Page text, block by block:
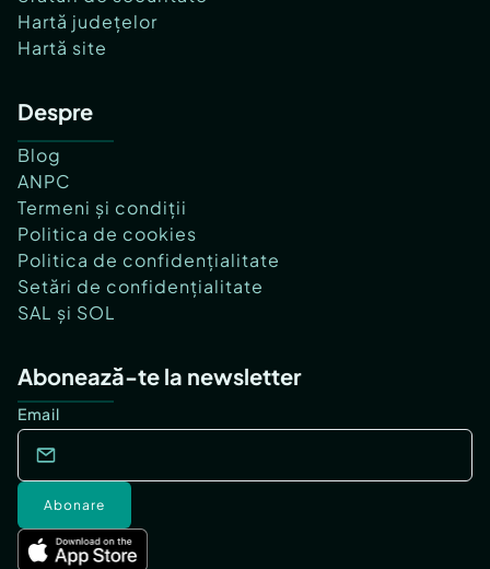
Hartă județelor
Hartă site
Despre
Blog
ANPC
Termeni și condiții
Politica de cookies
Politica de confidențialitate
Setări de confidențialitate
SAL și SOL
Abonează-te la newsletter
Email
Abonare